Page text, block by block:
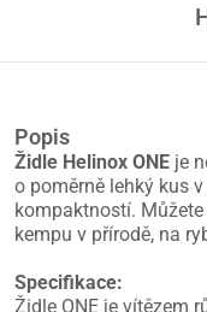
Popis
Židle Helinox ONE je
o poměrně lehký kus
kompaktností.
kempu v přírodě, na
Specifikace:
Židle ONE je vítězem